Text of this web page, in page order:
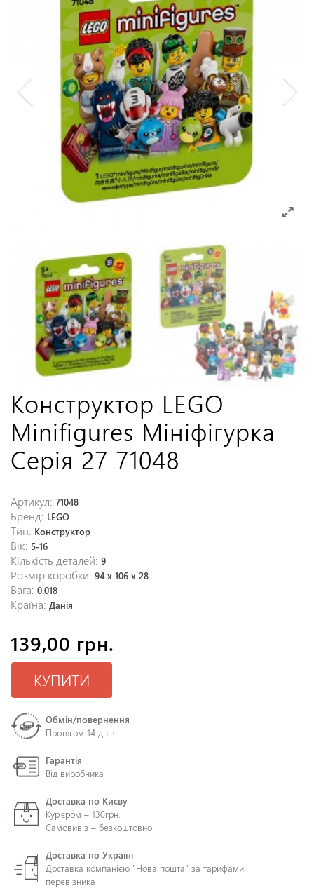
Конструктор LEGO
Minifigures Мініфігурка
Серія 27 71048
Артикул: 71048
Бренд: LEGO
Тип: Конструктор
Вік: 5-16
Кількість деталей: 9
Розмір коробки: 94 x 106 x 28
Вага: 0.018
Країна: Данія
139,00 грн.
КУПИТИ
Обмін/повернення
Протягом 14 днів
Гарантія
Від виробника
Доставка по Києву
Кур'єром – 130грн.
Самовивіз – безкоштовно
Доставка по Україні
Доставка компанією "Нова пошта" за тарифами
перевізника